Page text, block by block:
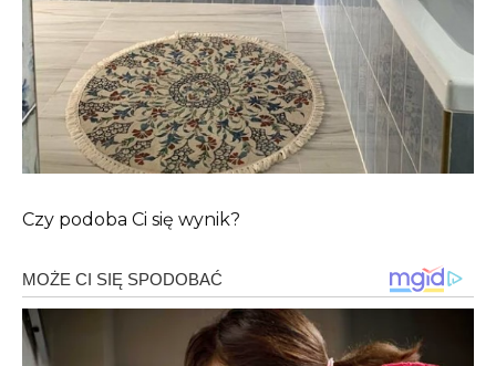
Czy podoba Ci się wynik?